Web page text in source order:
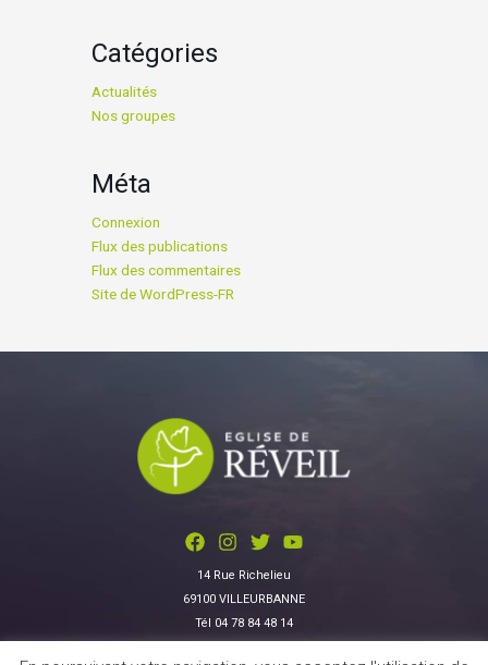
Catégories
Actualités
Nos groupes
Méta
Connexion
Flux des publications
Flux des commentaires
Site de WordPress-FR
14 Rue Richelieu
69100 VILLEURBANNE
Tél 04 78 84 48 14